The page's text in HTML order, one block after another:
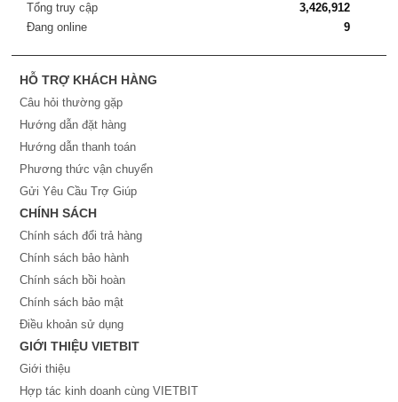
Tổng truy cập
3,426,912
Đang online
9
HỖ TRỢ KHÁCH HÀNG
Câu hỏi thường gặp
Hướng dẫn đặt hàng
Hướng dẫn thanh toán
Phương thức vận chuyển
Gửi Yêu Cầu Trợ Giúp
CHÍNH SÁCH
Chính sách đổi trả hàng
Chính sách bảo hành
Chính sách bồi hoàn
Chính sách bảo mật
Điều khoản sử dụng
GIỚI THIỆU VIETBIT
Giới thiệu
Hợp tác kinh doanh cùng VIETBIT